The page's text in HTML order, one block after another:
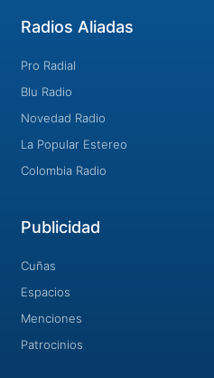
Radios Aliadas
Pro Radial
Blu Radio
Novedad Radio
La Popular Estereo
Colombia Radio
Publicidad
Cuñas
Espacios
Menciones
Patrocinios